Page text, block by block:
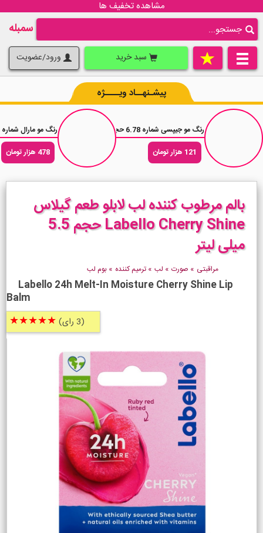
مشاهده تخفیف ها
سمبله
سبد خرید ورود/عضویت
پیشـنهــاد ویــــژه
رنگ مو جیپسی شماره 6.78 حجم 100 میلی لیتر (رنگ کاپوچینو تیره)
121 هزار تومان
رنگ مو مارال شماره 3.0 قهوه ای تیره
478 هزار تومان
بالم مرطوب کننده لب لابلو طعم گیلاس
Labello Cherry Shine حجم 5.5
میلی لیتر
مراقبتی » صورت » لب » ترمیم کننده » بوم لب
Labello 24h Melt-In Moisture Cherry Shine Lip
Balm
(3 رای) ★★★★★